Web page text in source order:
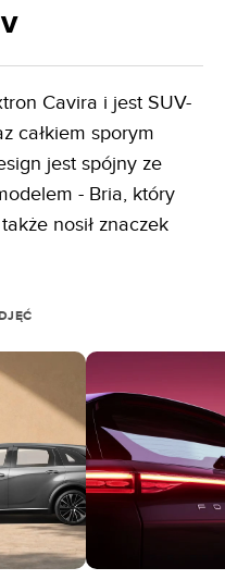
Cavira i jest SUV-
całkiem sporym
jest spójny ze
- Bria, który
nosił znaczek